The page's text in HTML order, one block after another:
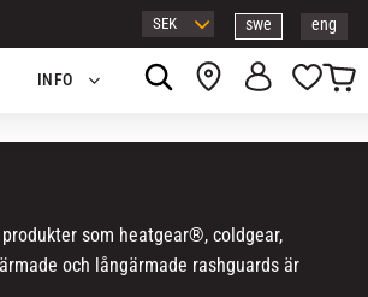
swe eng
INFO
som heatgear®, coldgear,
och långärmade rashguards är